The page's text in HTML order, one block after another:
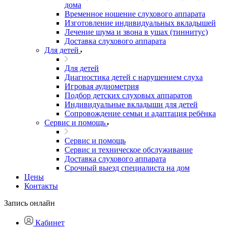
дома
Временное ношение слухового аппарата
Изготовление индивидуальных вкладышей
Лечение шума и звона в ушах (тиннитус)
Доставка слухового аппарата
Для детей
Для детей
Диагностика детей с нарушением слуха
Игровая аудиометрия
Подбор детских слуховых аппаратов
Индивидуальные вкладыши для детей
Сопровождение семьи и адаптация ребёнка
Сервис и помощь
Сервис и помощь
Сервис и техническое обслуживание
Доставка слухового аппарата
Срочный выезд специалиста на дом
Цены
Контакты
Запись онлайн
Кабинет